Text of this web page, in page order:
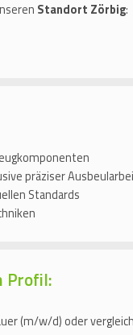
Standort Zörbig:
präziser
Standards
Profil:
(m/w/d) oder